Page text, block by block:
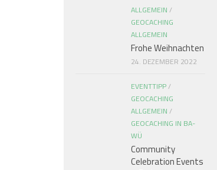
ALLGEMEIN /
GEOCACHING
ALLGEMEIN
Frohe Weihnachten
24. DEZEMBER 2022
EVENTTIPP/
GEOCACHING
ALLGEMEIN /
GEOCACHING IN BA-
WÜ
Community
Celebration Events